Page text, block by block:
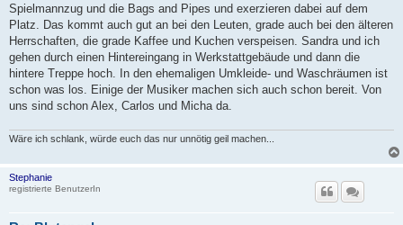
Spielmannzug und die Bags and Pipes und exerzieren dabei auf dem
Platz. Das kommt auch gut an bei den Leuten, grade auch bei den älteren
Herrschaften, die grade Kaffee und Kuchen verspeisen. Sandra und ich
gehen durch einen Hintereingang in Werkstattgebäude und dann die
hintere Treppe hoch. In den ehemaligen Umkleide- und Waschräumen ist
schon was los. Einige der Musiker machen sich auch schon bereit. Von
uns sind schon Alex, Carlos und Micha da.
Wäre ich schlank, würde euch das nur unnötig geil machen...
Stephanie
registrierte BenutzerIn